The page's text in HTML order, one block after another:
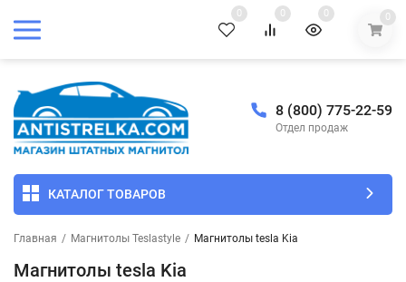
0 0 0 0
8 (800) 775-22-59
Отдел продаж
КАТАЛОГ ТОВАРОВ
Главная / Магнитолы Teslastyle / Магнитолы tesla Kia
Магнитолы tesla Kia